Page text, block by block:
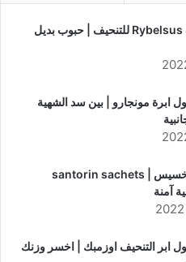
تجارب حبوب Rybelsus للتنحيف | حبوب بديل
ابرة مونجارو | بين سد الشهية
سانتورين للتخسيس | santorin sachets
آمنة
ابر التنحيف اوزمبك | اخسر وزنك